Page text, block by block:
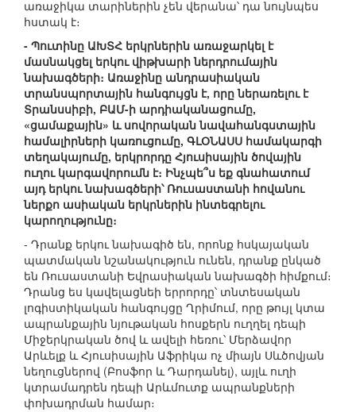
առաջիկա տարիներին չեն վերանա՝ դա նույնպես
հստակ է։
- Պուտինը ԱԽՏՀ երկրներին առաջարկել է
մասնակցել երկու վիթխարի ներդրումային
նախագծերի։ Առաջինը անդրասիական
տրանսպորտային հանգույցն է, որը ներառելու է
Տրանսսիբի, ԲԱՄ-ի արդիականացումը,
«ցամաքային» և սովորական նավահանգստային
համալիրների կառուցումը, ԳԼՕՆԱՍՍ համակարգի
տեղակայումը, երկրորդը Հյուսիսային ծովային
ուղու կարգավորումն է։ Ինչպե՞ս եք գնահատում
այդ երկու նախագծերի՝ Ռուսաստանի հովանու
ներքո ասիական երկրներին ինտեգրելու
կարողությունը։
- Դրանք երկու նախագիծ են, որոնք հսկայական
պատմական նշանակություն ունեն, դրանք ընկած
են Ռուսաստանի Եվրասիական նախագծի հիմքում։
Դրանց ես կավելացնեի երրորդը՝ տնտեսական
լոգիստիկական հանգույցը Ղրիմում, որը թույլ կտա
ապրանքային նյութական հոսքերն ուղղել դեպի
Միջերկրական ծով և ավելի հեռու՝ Մերձավոր
Արևելք և Հյուսիսային Աֆրիկա ոչ միայն Սևծովյան
նեղուցներով (Բոսֆոր և Դարդանել), այլև ուղի
կտրամադրեն դեպի Արևմուտք ապրանքների
փոխադրման համար։